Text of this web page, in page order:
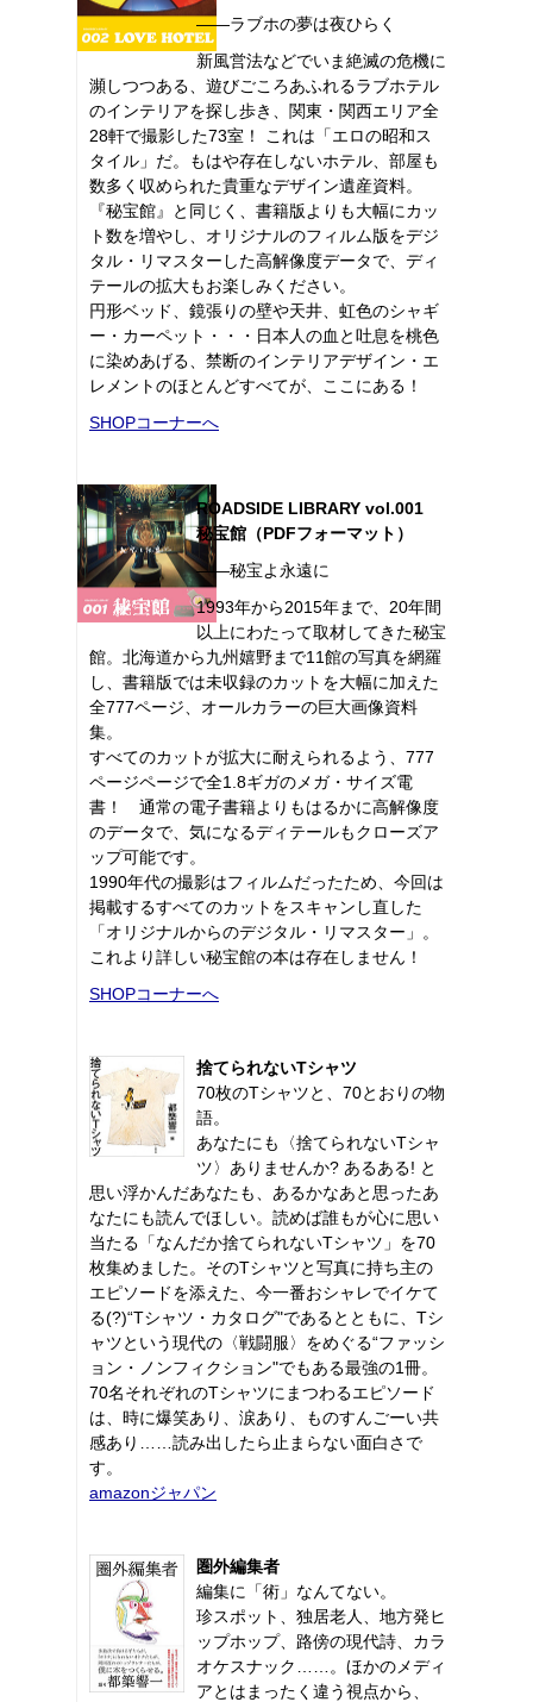
――ラブホの夢は夜ひらく
新風営法などでいま絶滅の危機に
瀕しつつある、遊びごころあふれるラブホテル
のインテリアを探し歩き、関東・関西エリア全
28軒で撮影した73室！ これは「エロの昭和ス
タイル」だ。もはや存在しないホテル、部屋も
数多く収められた貴重なデザイン遺産資料。
『秘宝館』と同じく、書籍版よりも大幅にカッ
ト数を増やし、オリジナルのフィルム版をデジ
タル・リマスターした高解像度データで、ディ
テールの拡大もお楽しみください。
円形ベッド、鏡張りの壁や天井、虹色のシャギ
ー・カーペット・・・日本人の血と吐息を桃色
に染めあげる、禁断のインテリアデザイン・エ
レメントのほとんどすべてが、ここにある！
SHOPコーナーへ
ROADSIDE LIBRARY vol.001
秘宝館（PDFフォーマット）
――秘宝よ永遠に
1993年から2015年まで、20年間
以上にわたって取材してきた秘宝
館。北海道から九州嬉野まで11館の写真を網羅
し、書籍版では未収録のカットを大幅に加えた
全777ページ、オールカラーの巨大画像資料
集。
すべてのカットが拡大に耐えられるよう、777
ページページで全1.8ギガのメガ・サイズ電
書！ 通常の電子書籍よりもはるかに高解像度
のデータで、気になるディテールもクローズア
ップ可能です。
1990年代の撮影はフィルムだったため、今回は
掲載するすべてのカットをスキャンし直した
「オリジナルからのデジタル・リマスター」。
これより詳しい秘宝館の本は存在しません！
SHOPコーナーへ
捨てられないTシャツ
70枚のTシャツと、70とおりの物
語。
あなたにも〈捨てられないTシャ
ツ〉ありませんか? あるある! と
思い浮かんだあなたも、あるかなあと思ったあ
なたにも読んでほしい。読めば誰もが心に思い
当たる「なんだか捨てられないTシャツ」を70
枚集めました。そのTシャツと写真に持ち主の
エピソードを添えた、今一番おシャレでイケて
る(?)“Tシャツ・カタログ"であるとともに、Tシ
ャツという現代の〈戦闘服〉をめぐる“ファッシ
ョン・ノンフィクション"でもある最強の1冊。
70名それぞれのTシャツにまつわるエピソード
は、時に爆笑あり、涙あり、ものすんごーい共
感あり……読み出したら止まらない面白さで
す。
amazonジャパン
圏外編集者
編集に「術」なんてない。
珍スポット、独居老人、地方発ヒ
ップホップ、路傍の現代詩、カラ
オケスナック……。ほかのメディ
アとはまったく違う視点から、